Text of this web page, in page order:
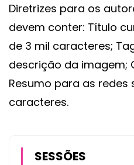
Diretrizes para os
devem conter: Título
de 3 mil caracteres;
descrição da imagem;
Resumo para as redes
caracteres.
SESSÕES